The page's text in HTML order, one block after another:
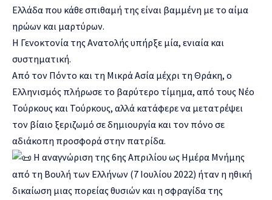
Ελλάδα που κάθε σπιθαμή της είναι βαμμένη με το αίμα
ηρώων και μαρτύρων.
Η Γενοκτονία της Ανατολής υπήρξε μία, ενιαία και
συστηματική.
Από τον Πόντο και τη Μικρά Ασία μέχρι τη Θράκη, ο
Ελληνισμός πλήρωσε το βαρύτερο τίμημα, από τους Νέο
Τούρκους και Τούρκους, αλλά κατάφερε να μετατρέψει
τον βίαιο ξεριζωμό σε δημιουργία και τον πόνο σε
αδιάκοπη προσφορά στην πατρίδα.
Η αναγνώριση της 6ης Απριλίου ως Ημέρα Μνήμης
από τη Βουλή των Ελλήνων (7 Ιουλίου 2022) ήταν η ηθική
δικαίωση μιας πορείας θυσιών και η σφραγίδα της